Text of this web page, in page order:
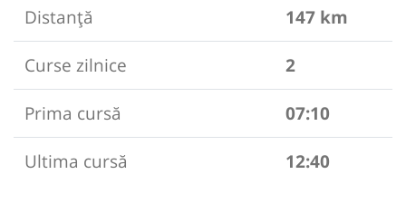
Distanță
147 km
Curse zilnice
2
Prima cursă
07:10
Ultima cursă
12:40